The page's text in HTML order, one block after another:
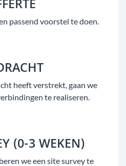
passend voorstel te doen.
heeft verstrekt, gaan we
te realiseren.
(0-3 WEKEN)
we een site survey te